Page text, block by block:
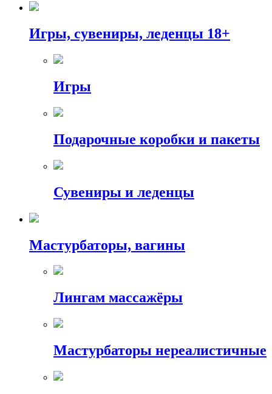
Игры, сувениры, леденцы 18+
Игры
Подарочные коробки и пакеты
Сувениры и леденцы
Мастурбаторы, вагины
Лингам массажёры
Мастурбаторы нереалистичные